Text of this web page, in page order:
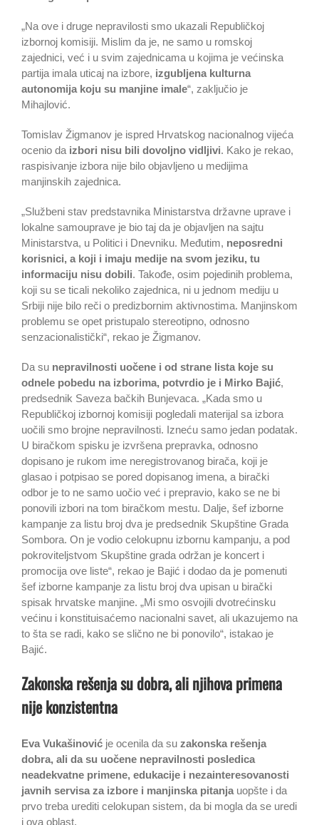
„Na ove i druge nepravilosti smo ukazali Republičkoj
izbornoj komisiji. Mislim da je, ne samo u romskoj
zajednici, već i u svim zajednicama u kojima je većinska
partija imala uticaj na izbore, izgubljena kulturna
autonomija koju su manjine imale“, zaključio je
Mihajlović.
Tomislav Žigmanov je ispred Hrvatskog nacionalnog vijeća
ocenio da izbori nisu bili dovoljno vidljivi. Kako je rekao,
raspisivanje izbora nije bilo objavljeno u medijima
manjinskih zajednica.
„Službeni stav predstavnika Ministarstva državne uprave i
lokalne samouprave je bio taj da je objavljen na sajtu
Ministarstva, u Politici i Dnevniku. Međutim, neposredni
korisnici, a koji i imaju medije na svom jeziku, tu
informaciju nisu dobili. Takođe, osim pojedinih problema,
koji su se ticali nekoliko zajednica, ni u jednom mediju u
Srbiji nije bilo reči o predizbornim aktivnostima. Manjinskom
problemu se opet pristupalo stereotipno, odnosno
senzacionalistički“, rekao je Žigmanov.
Da su nepravilnosti uočene i od strane lista koje su
odnele pobedu na izborima, potvrdio je i Mirko Bajić,
predsednik Saveza bačkih Bunjevaca. „Kada smo u
Republičkoj izbornoj komisiji pogledali materijal sa izbora
uočili smo brojne nepravilnosti. Izneću samo jedan podatak.
U biračkom spisku je izvršena prepravka, odnosno
dopisano je rukom ime neregistrovanog birača, koji je
glasao i potpisao se pored dopisanog imena, a birački
odbor je to ne samo uočio već i prepravio, kako se ne bi
ponovili izbori na tom biračkom mestu. Dalje, šef izborne
kampanje za listu broj dva je predsednik Skupštine Grada
Sombora. On je vodio celokupnu izbornu kampanju, a pod
pokroviteljstvom Skupštine grada održan je koncert i
promocija ove liste“, rekao je Bajić i dodao da je pomenuti
šef izborne kampanje za listu broj dva upisan u birački
spisak hrvatske manjine. „Mi smo osvojili dvotrećinsku
većinu i konstituisaćemo nacionalni savet, ali ukazujemo na
to šta se radi, kako se slično ne bi ponovilo“, istakao je
Bajić.
Zakonska rešenja su dobra, ali njihova primena
nije konzistentna
Eva Vukašinović je ocenila da su zakonska rešenja
dobra, ali da su uočene nepravilnosti posledica
neadekvatne primene, edukacije i nezainteresovanosti
javnih servisa za izbore i manjinska pitanja uopšte i da
prvo treba urediti celokupan sistem, da bi mogla da se uredi
i ova oblast.